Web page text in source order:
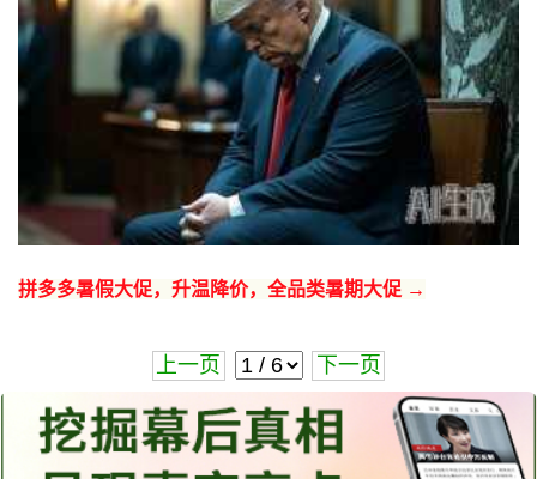
拼多多暑假大促，升温降价，全品类暑期大促 →
上一页 下一页